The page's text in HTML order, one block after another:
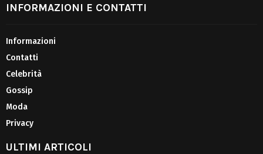
INFORMAZIONI E CONTATTI
Informazioni
Contatti
Celebrità
Gossip
Moda
Privacy
ULTIMI ARTICOLI